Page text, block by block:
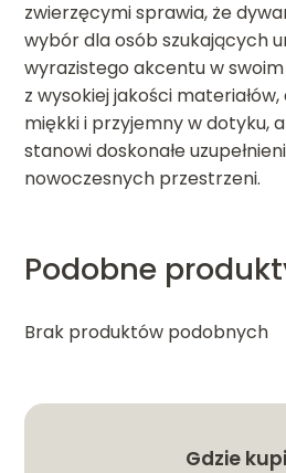
zwierzęcymi sprawia, że
wybór dla osób szukających
wyrazistego akcentu w
z wysokiej jakości
miękki i przyjemny w dotyku,
stanowi doskonałe
nowoczesnych przestrzeni.
Podobne
Brak produktów podobnych
Gdzie